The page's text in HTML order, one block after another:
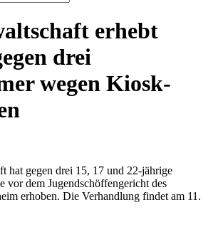
erhebt
drei
wegen Kiosk-
hat gegen drei 15, 17 und 22-jährige
vor dem Jugendschöffengericht des
erhoben. Die Verhandlung findet am 11.